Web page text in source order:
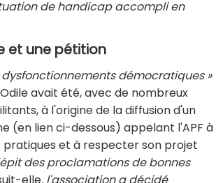
de handicap accompli en
et une pétition
dysfonctionnements démocratiques »
avait été, avec de nombreux
à l'origine de la diffusion d'un
(en lien ci-dessous) appelant l'APF à
et à respecter son projet
des proclamations de bonnes